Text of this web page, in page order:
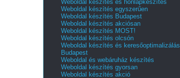
Weboldal készítés és honlapkészítés
Weboldal készítés egyszerűen
Weboldal készítés Budapest
Weboldal készítés akciósan
Weboldal készítés MOST!
Weboldal készítés olcsón
Weboldal készítés és keresőoptimalizálás
Budapest
Weboldal és webáruház készítés
Weboldal készítés gyorsan
Weboldal készítés akció